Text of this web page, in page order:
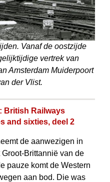
Vanaf de oostzijde
vertrek van
Amsterdam Muiderpoort
der Vlist.
British Railways
and sixties, deel 2
de aanwezigen in
Brittannië van de
pauze komt de Western
aan bod. Die was